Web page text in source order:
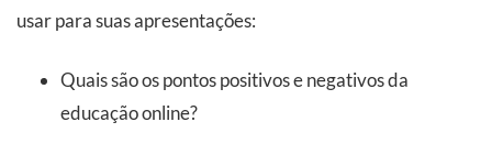
usar para suas apresentações:
Quais são os pontos positivos e negativos da
educação online?